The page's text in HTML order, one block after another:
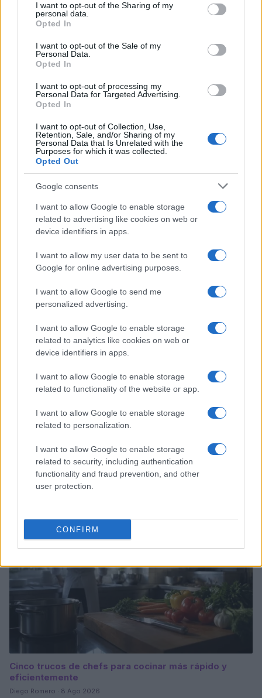
not limited to your visit or usage behaviour. You may click to
grant or deny consent to Google and its third-party tags to
use your data for below specified purposes in below Google
consent section.
I want to opt-out of the Sharing of my
personal data.
Opted In
I want to opt-out of the Sale of my
Personal Data.
Opted In
I want to opt-out of processing my
Personal Data for Targeted Advertising.
Opted In
I want to opt-out of Collection, Use,
Retention, Sale, and/or Sharing of my
Personal Data that Is Unrelated with the
Purposes for which it was collected.
Opted Out
Google consents
I want to allow Google to enable storage
related to advertising like cookies on web or
device identifiers in apps.
I want to allow my user data to be sent to
Google for online advertising purposes.
I want to allow Google to send me
personalized advertising.
I want to allow Google to enable storage
related to analytics like cookies on web or
device identifiers in apps.
I want to allow Google to enable storage
related to functionality of the website or app.
I want to allow Google to enable storage
related to personalization.
I want to allow Google to enable storage
related to security, including authentication
functionality and fraud prevention, and other
user protection.
CONFIRM
Sigue leyendo
CHEFS
Evento de panadería en CDMX reúne a chefs
internacionales y novedades del sector
Lucía Fernández · 8 Ago 2026
Cinco trucos de chefs para cocinar más rápido y
eficientemente
Diego Romero · 8 Ago 2026